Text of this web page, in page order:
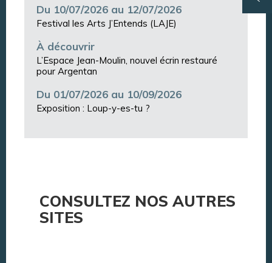
Du 10/07/2026 au 12/07/2026
Festival les Arts J’Entends (LAJE)
À découvrir
L’Espace Jean-Moulin, nouvel écrin restauré
pour Argentan
Du 01/07/2026 au 10/09/2026
Exposition : Loup-y-es-tu ?
CONSULTEZ NOS AUTRES
SITES